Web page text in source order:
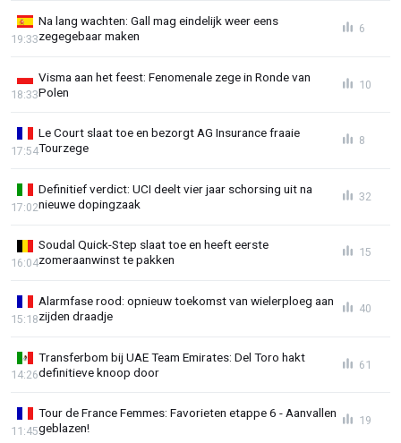
Na lang wachten: Gall mag eindelijk weer eens
zegegebaar maken
19:33
6
Visma aan het feest: Fenomenale zege in Ronde van
Polen
18:33
10
Le Court slaat toe en bezorgt AG Insurance fraaie
Tourzege
17:54
8
Definitief verdict: UCI deelt vier jaar schorsing uit na
nieuwe dopingzaak
17:02
32
Soudal Quick-Step slaat toe en heeft eerste
zomeraanwinst te pakken
16:04
15
Alarmfase rood: opnieuw toekomst van wielerploeg aan
zijden draadje
15:18
40
Transferbom bij UAE Team Emirates: Del Toro hakt
definitieve knoop door
14:26
61
Tour de France Femmes: Favorieten etappe 6 - Aanvallen
geblazen!
11:45
19